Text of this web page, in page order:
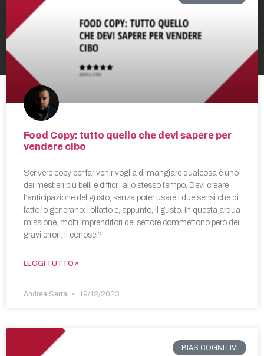
Food Copy: tutto quello che devi sapere per
vendere cibo
Scrivere copy per far venir voglia di mangiare qualcosa è uno
dei mestieri più belli e difficili allo stesso tempo. Devi creare
l’anticipazione del gusto, senza poter usare i due sensi che di
fatto lo generano: l’olfatto e, appunto, il gusto. In questa ardua
missione, molti imprenditori del settore commettono però dei
gravi errori: li conosci?
LEGGI TUTTO »
Andrea Serra 19/12/2023
BIAS COGNITIVI